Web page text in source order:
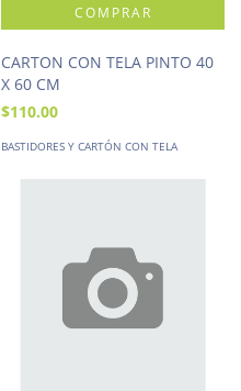
CARTON CON TELA PINTO 40
X 60 CM
$110.00
BASTIDORES Y CARTÓN CON TELA